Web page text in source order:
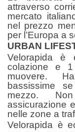
attraverso
mercato
nel prezzo
per l’Europa a
URBAN
Velorapida è
colazione e
muovere.
bassissime
mezzo.
assicurazione
nelle zone a
Velorapida è